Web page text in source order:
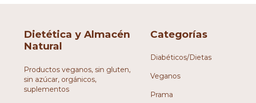
Dietética y Almacén
Natural
Productos veganos, sin gluten,
sin azúcar, orgánicos,
suplementos
Categorías
Diabéticos/Dietas
Veganos
Prama